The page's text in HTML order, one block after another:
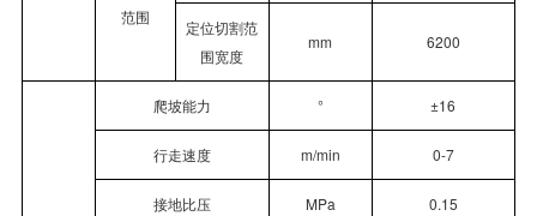
范围
定位切割范
围宽度
mm 6200
爬坡能力 ° ±16
行走速度 m/min 0-7
接地比压 MPa 0.15